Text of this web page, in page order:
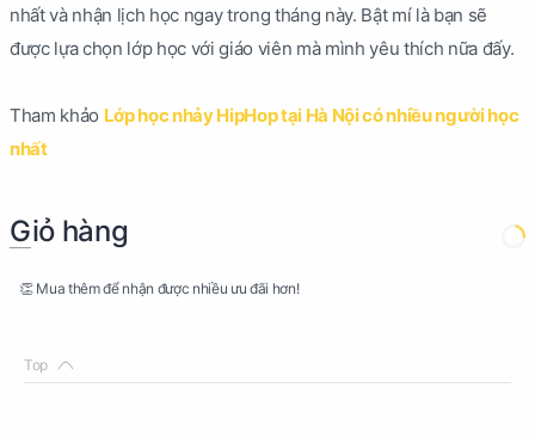
nhất và nhận lịch học ngay trong tháng này. Bật mí là bạn sẽ
được lựa chọn lớp học với giáo viên mà mình yêu thích nữa đấy.
Tham khảo Lớp học nhảy HipHop tại Hà Nội có nhiều người học
nhất
Giỏ hàng
👏 Mua thêm để nhận được nhiều ưu đãi hơn!